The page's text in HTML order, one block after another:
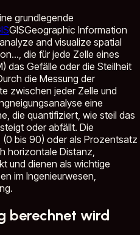
grundlegende
GISGeographic Information
and visualize spatial
, die für jede Zelle eines
das Gefälle oder die Steilheit
die Messung der
zwischen jeder Zelle und
eine
die quantifiziert, wie steil das
oder abfällt. Die
bis 90) oder als Prozentsatz
horizontale Distanz,
und dienen als wichtige
im Ingenieurwesen,
berechnet wird